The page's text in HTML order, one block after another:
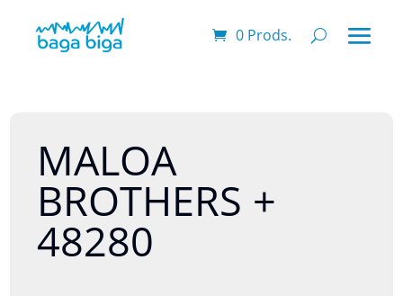
0 Prods.
MALOA
BROTHERS +
48280